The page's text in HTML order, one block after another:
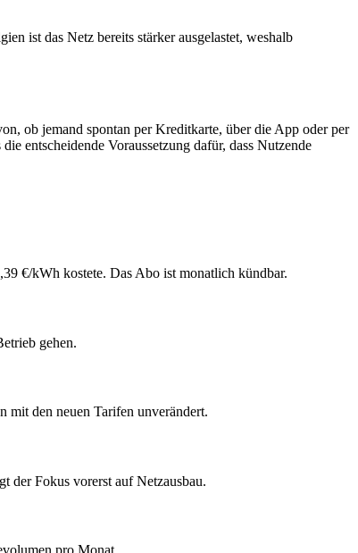
ist das Netz bereits stärker ausgelastet, weshalb
ob jemand spontan per Kreditkarte, über die App oder per
entscheidende Voraussetzung dafür, dass Nutzende
€/kWh kostete. Das Abo ist monatlich kündbar.
gehen.
mit den neuen Tarifen unverändert.
der Fokus vorerst auf Netzausbau.